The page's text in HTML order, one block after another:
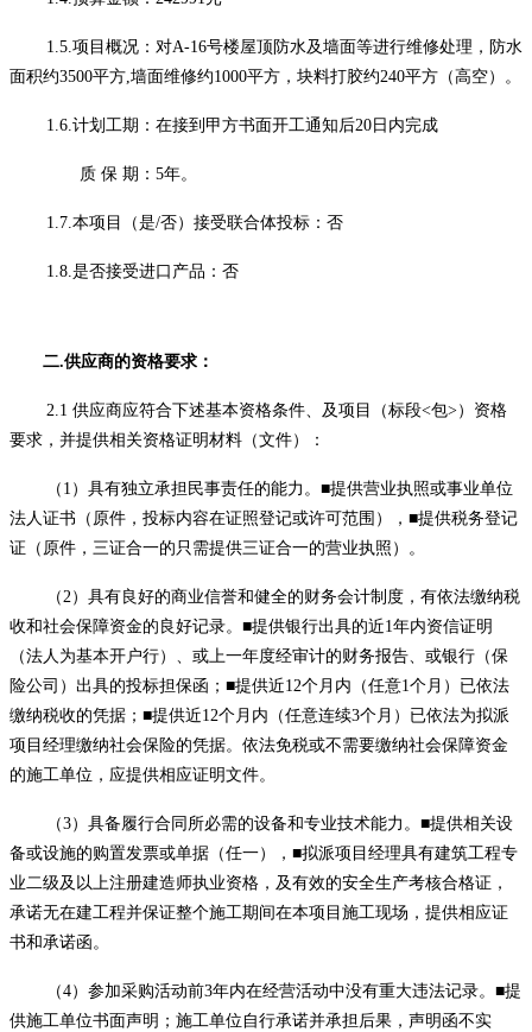
1.5.项目概况：对A-16号楼屋顶防水及墙面等进行维修处理，防水
面积约3500平方,墙面维修约1000平方，块料打胶约240平方（高空）。
1.6.计划工期： 在接到甲方书面开工通知后20日内完成
质 保 期： 5年。
1.7.本项目（是/否）接受联合体投标：否
1.8.是否接受进口产品：否
二.供应商的资格要求：
2.1 供应商应符合下述基本资格条件、及项目（标段<包>）资格
要求，并提供相关资格证明材料（文件）：
（ 1）具有独立承担民事责任的能力。■提供营业执照或事业单位
法人证书（原件，投标内容在证照登记或许可范围），■提供税务登记
证（原件，三证合一的只需提供三证合一的营业执照）。
（2）具有良好的商业信誉和健全的财务会计制度，有依法缴纳税
收和社会保障资金的良好记录。■提供银行出具的近1年内资信证明
（法人为基本开户行）、或上一年度经审计的财务报告、或银行（保
险公司）出具的投标担保函；■提供近12个月内（任意1个月）已依法
缴纳税收的凭据； ■提供近12个月内（任意连续3个月）已依法为拟派
项目经理缴纳社会保险的凭据。 依法免税或不需要缴纳社会保障资金
的施工单位，应提供相应证明文件。
（3）具备履行合同所必需的设备和专业技术能力。■提供相关设
备或设施的购置发票或单据（任一），■拟派项目经理具有建筑工程专
业二级及以上注册建造师执业资格，及有效的安全生产考核合格证，
承诺无在建工程并保证整个施工期间在本项目施工现场，提供相应证
书和承诺函。
（4）参加采购活动前3年内在经营活动中没有重大违法记录。■提
供施工单位书面声明；施工单位自行承诺并承担后果，声明函不实